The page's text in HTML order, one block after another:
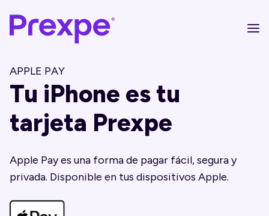
APPLE PAY
Tu iPhone es tu
tarjeta Prexpe
Apple Pay es una forma de pagar fácil, segura y
privada. Disponible en tus dispositivos Apple.